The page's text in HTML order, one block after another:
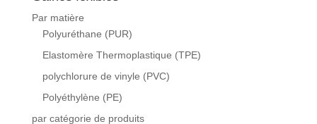
Par matière
Polyuréthane (PUR)
Elastomère Thermoplastique (TPE)
polychlorure de vinyle (PVC)
Polyéthylène (PE)
par catégorie de produits